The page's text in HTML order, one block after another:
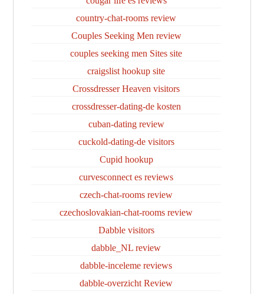
country-chat-rooms review
Couples Seeking Men review
couples seeking men Sites site
craigslist hookup site
Crossdresser Heaven visitors
crossdresser-dating-de kosten
cuban-dating review
cuckold-dating-de visitors
Cupid hookup
curvesconnect es reviews
czech-chat-rooms review
czechoslovakian-chat-rooms review
Dabble visitors
dabble_NL review
dabble-inceleme reviews
dabble-overzicht Review